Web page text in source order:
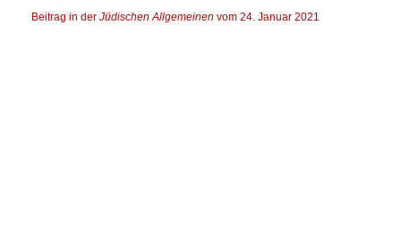
Beitrag in der Jüdischen Allgemeinen vom 24. Januar 2021